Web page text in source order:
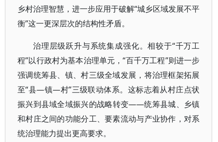
乡村治理智慧，进一步应用于破解“城乡区域发展不平
衡”这一更深层次的结构性矛盾。
治理层级跃升与系统集成强化。相较于“千万工
程”以行政村为基本治理单元，“百千万工程”则进一步
强调统筹县、镇、村三级全域发展，将治理框架拓展
至“县—镇—村”三级联动体系。这标志着从村庄点状
振兴到县域全域振兴的战略转变——统筹县城、乡镇
和村庄之间的功能分工、要素流动与产业协作，对系
统治理能力提出更高要求。